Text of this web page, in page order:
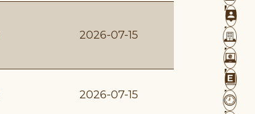
2026-07-15
2026-07-15